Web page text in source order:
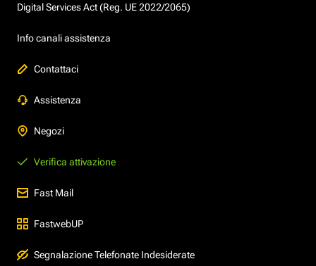
Digital Services Act (Reg. UE 2022/2065)
Info canali assistenza
Contattaci
Assistenza
Negozi
Verifica attivazione
Fast Mail
FastwebUP
Segnalazione Telefonate Indesiderate